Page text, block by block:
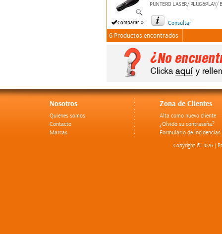
Comparar »
PUNTERO LASER/ PLUG&PLAY/
Consultar
6 Productos encontrados
Nosotros
Quienes somos
Contacto
Marcas
Zona de Clientes
Alta como nuevo cliente
¿Olvidó su contraseña?
Formulario de Incidencias
Copyright © 2026 |